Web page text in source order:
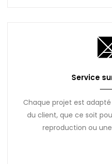
Service
Chaque projet est
du client, que ce soit
reproduction ou